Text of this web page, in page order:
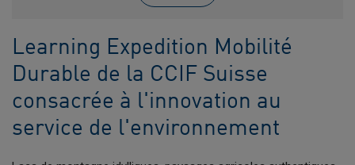
Learning Expedition Mobilité
Durable de la CCIF Suisse
consacrée à l'innovation au
service de l'environnement